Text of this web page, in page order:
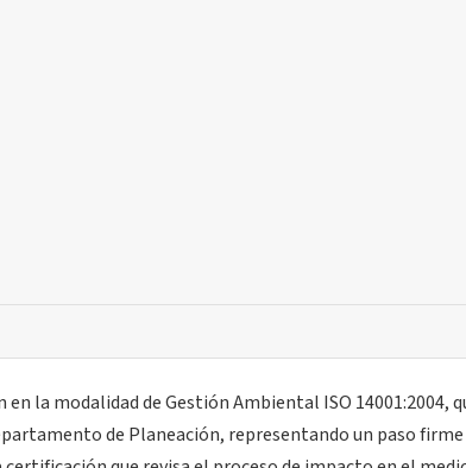
la modalidad de Gestión Ambiental ISO 14001:2004,
de Planeación, representando un paso